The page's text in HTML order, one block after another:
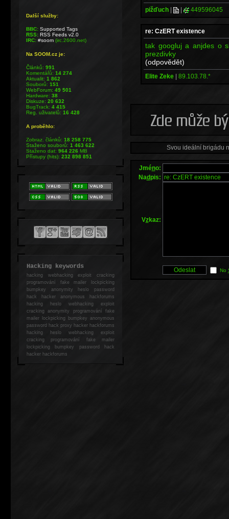
pižďuch | | 449596045
re: CzERT existence
tak googluj a anjdes o
prezdivky
(odpovědět)
Elite Zeke | 89.103.78.*
Svou ideální brigádu
Jméno:
Nadpis:
Vzkaz:
No
Další služby:
BBC: Supported Tags
RSS: RSS Feeds v2.0
IRC: #soom(irc.2600.net)
Na SOOM.cz je:
Článků:991
Komentářů:14 274
Aktualit:1 862
Souborů:151
WebForum:49 501
Hardware:38
Diskuze:20 632
BugTrack:4 415
Reg. uživatelů:16 428
A proběhlo:
Zobraz. článků:18 258 775
Staženo souborů:1 463 622
Staženo dat:964 226MB
Přístupy (hits):232 898 851
Hacking keywords
hackingwebhacking exploit cracking
programování fake mailer lockpicking
bumpkey anonymity heslo password
hackhacker anonymous hackforums
hackingheslo webhacking exploit
cracking anonymity programování fake
mailer lockpicking bumpkey anonymous
password hack proxy hacker hackforums
hacking heslo webhacking exploit
cracking programování fake mailer
lockpicking bumpkey password hack
hackerhackforums